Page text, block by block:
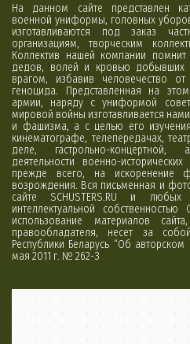
На данном сайте представлен
военной униформы, головных
изготавливаются под заказ
организациям, творческим
Коллектив нашей компании
дедов, волей и кровью добывших
врагом, избавив человечество
геноцида. Представленная на
армии, наряду с униформой
мировой войны изготавливается
и фашизма, а с целью его
кинематографе, телепередачах,
деле, гастрольно-концертной,
деятельности военно-
прежде всего, на искоренение
возрождения. Вся письменная и
сайте SCHUSTERS.RU и
интеллектуальной
использование материалов
правообладателя, несет за
Республики Беларусь “Об
мая 2011 г. № 262-З